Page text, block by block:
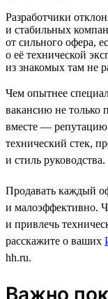
Разработчики
и стабильных
от сильного офера,
о её технической
из знакомых там не
Чем опытнее
вакансию не только
вместе — репутацию
технический стек,
и стиль руководства.
Продавать каждый
и малоэффективно.
и привлечь
расскажите о ваших
hh.ru.
Важно